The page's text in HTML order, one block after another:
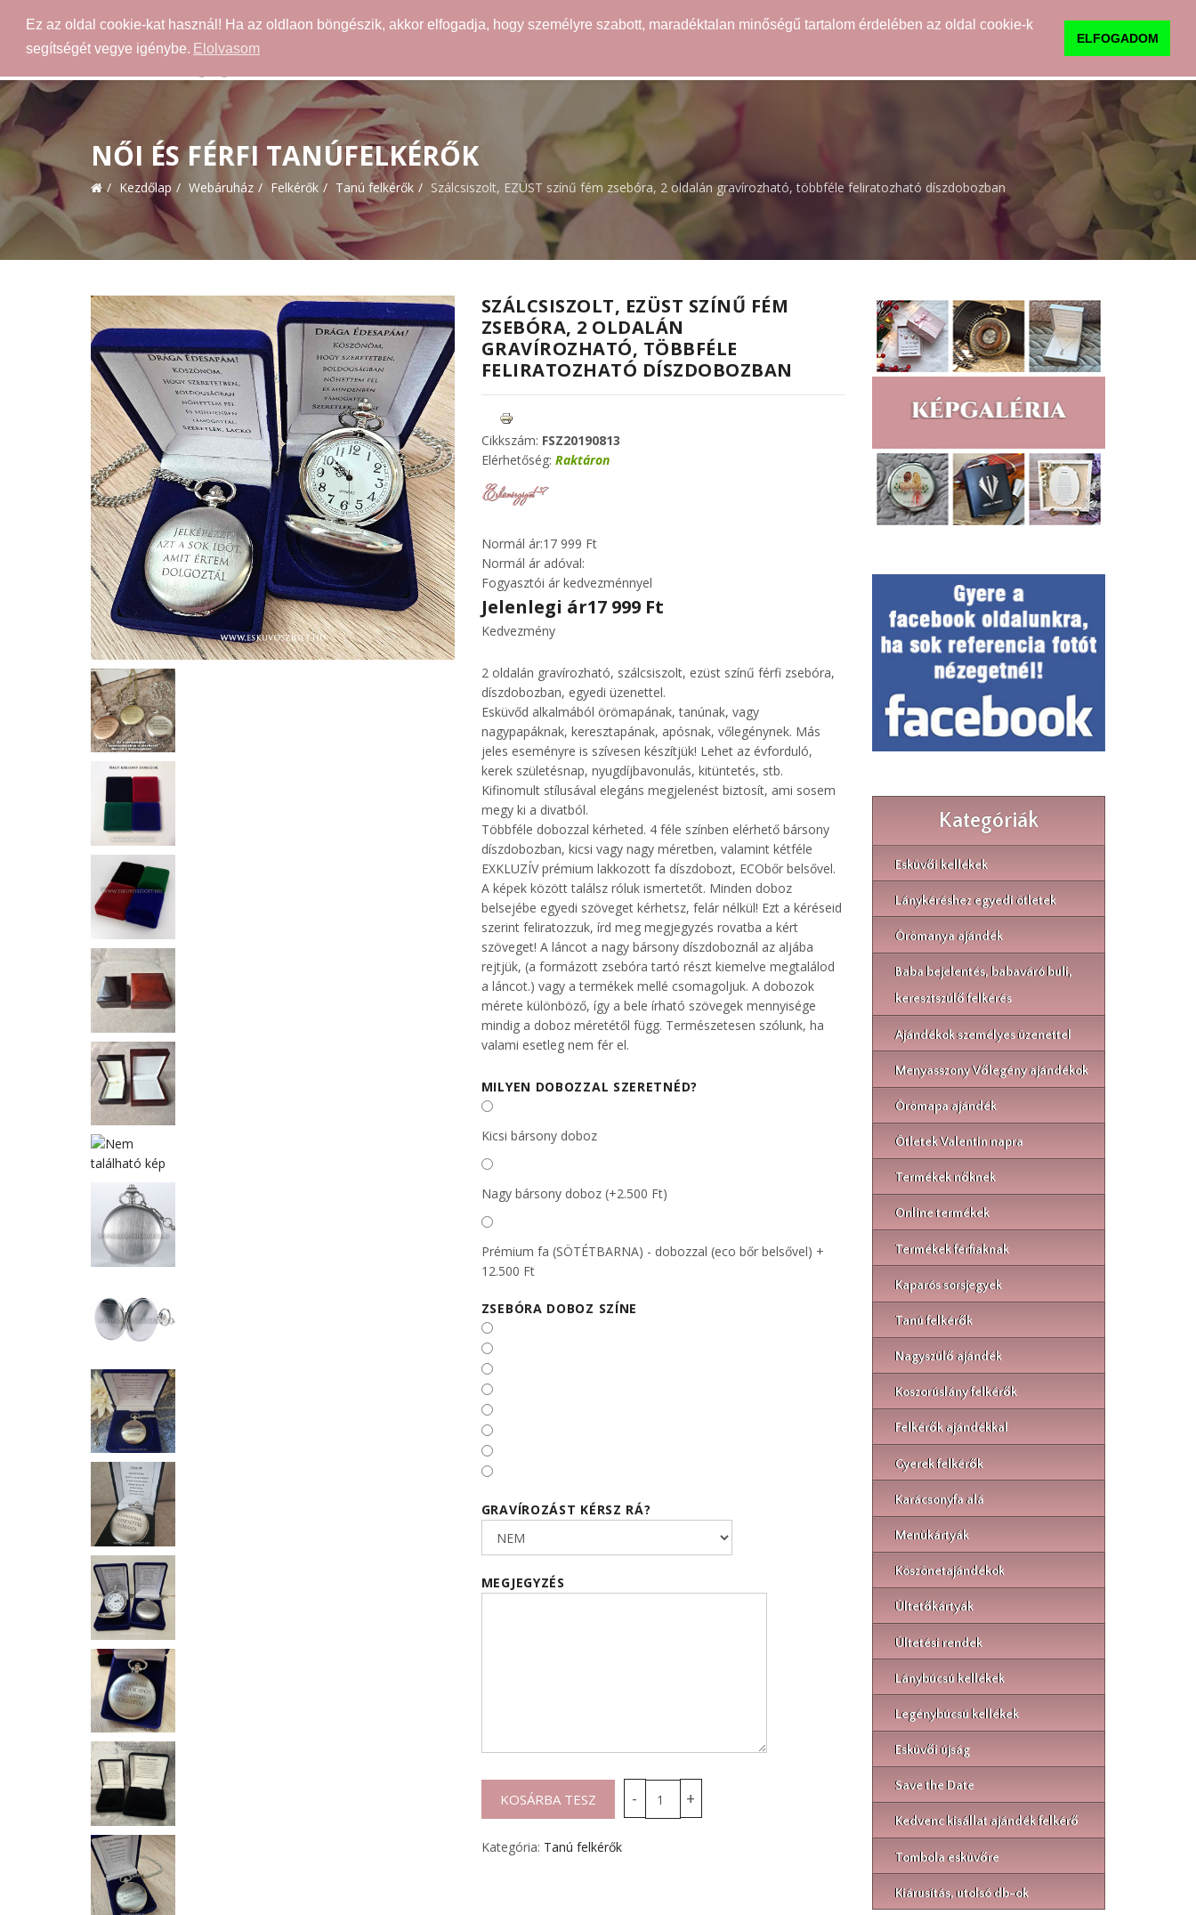
Ez az oldal cookie-kat használ! Ha az oldlaon böngészik, akkor elfogadja, hogy személyre szabott, maradéktalan minőségű tartalom érdelében az oldal cookie-k
segítségét vegye igénybe. Elolvasom
ELFOGADOM
NŐI ÉS FÉRFI TANÚFELKÉRŐK
Kezdőlap Webáruház Felkérők Tanú felkérők Szálcsiszolt, EZÜST színű fém zsebóra, 2 oldalán gravírozható, többféle feliratozható díszdobozban
SZÁLCSISZOLT, EZÜST SZÍNŰ FÉM
ZSEBÓRA, 2 OLDALÁN
GRAVÍROZHATÓ, TÖBBFÉLE
FELIRATOZHATÓ DÍSZDOBOZBAN
Cikkszám: FSZ20190813
Elérhetőség: Raktáron
Normál ár:17 999 Ft
Normál ár adóval:
Fogyasztói ár kedvezménnyel
Jelenlegi ár17 999 Ft
Kedvezmény
2 oldalán gravírozható, szálcsiszolt, ezüst színű férfi zsebóra,
díszdobozban, egyedi üzenettel.
Esküvőd alkalmából örömapának, tanúnak, vagy
nagypapáknak, keresztapának, apósnak, vőlegénynek. Más
jeles eseményre is szívesen készítjük! Lehet az évforduló,
kerek születésnap, nyugdíjbavonulás, kitüntetés, stb.
Kifinomult stílusával elegáns megjelenést biztosít, ami sosem
megy ki a divatból.
Többféle dobozzal kérheted. 4 féle színben elérhető bársony
díszdobozban, kicsi vagy nagy méretben, valamint kétféle
EXKLUZÍV prémium lakkozott fa díszdobozt, ECObőr belsővel.
A képek között találsz róluk ismertetőt. Minden doboz
belsejébe egyedi szöveget kérhetsz, felár nélkül! Ezt a kéréseid
szerint feliratozzuk, írd meg megjegyzés rovatba a kért
szöveget! A láncot a nagy bársony díszdoboznál az aljába
rejtjük, (a formázott zsebóra tartó részt kiemelve megtalálod
a láncot.) vagy a termékek mellé csomagoljuk. A dobozok
mérete különböző, így a bele írható szövegek mennyisége
mindig a doboz méretétől függ. Természetesen szólunk, ha
valami esetleg nem fér el.
MILYEN DOBOZZAL SZERETNÉD?
Kicsi bársony doboz
Nagy bársony doboz (+2.500 Ft)
Prémium fa (SÖTÉTBARNA) - dobozzal (eco bőr belsővel) +
12.500 Ft
ZSEBÓRA DOBOZ SZÍNE
GRAVÍROZÁST KÉRSZ RÁ?
MEGJEGYZÉS
Kategória: Tanú felkérők
Kategóriák
Esküvői kellékek
Lánykéréshez egyedi ötletek
Örömanya ajándék
Baba bejelentés, babaváró buli,
keresztszülő felkérés
Ajándékok személyes üzenettel
Menyasszony Vőlegény ajándékok
Örömapa ajándék
Ötletek Valentin napra
Termékek nőknek
Online termékek
Termékek férfiaknak
Kaparós sorsjegyek
Tanú felkérők
Nagyszülő ajándék
Koszorúslány felkérők
Felkérők ajándékkal
Gyerek felkérők
Karácsonyfa alá
Menükártyák
Köszönetajándékok
Ültetőkártyák
Ültetési rendek
Lánybúcsú kellékek
Legénybúcsú kellékek
Esküvői újság
Save the Date
Kedvenc kisállat ajándék felkérő
Tombola esküvőre
Kiárusítás, utolsó db-ok